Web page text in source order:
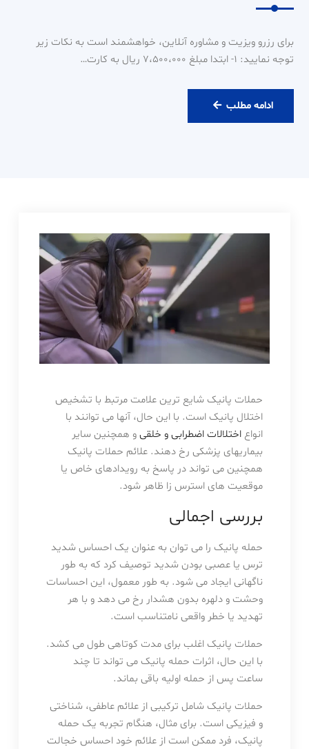
برای رزرو ویزیت و مشاوره آنلاین، خواهشمند است به نکات زیر
توجه نمایید: ۱- ابتدا مبلغ ۷،۵۰۰،۰۰۰ ریال به کارت…
ادامه مطلبرزرو
ویزیت
حملات پانیک شایع ترین علامت مرتبط با تشخیص
اختلال پانیک است. با این حال، آنها می توانند با
انواع اختلالات اضطرابی و خلقیو همچنین سایر
بیماریهای پزشکی رخ دهند. علائم حملات پانیک
همچنین می تواند در پاسخ به رویدادهای خاص یا
موقعیت های استرس زا ظاهر شود.
بررسی اجمالی
حمله پانیک را می توان به عنوان یک احساس شدید
ترس یا عصبی بودن شدید توصیف کرد که به طور
ناگهانی ایجاد می شود. به طور معمول، این احساسات
وحشت و دلهره بدون هشدار رخ می دهد و با هر
تهدید یا خطر واقعی نامتناسب است.
حملات پانیک اغلب برای مدت کوتاهی طول می کشد.
با این حال، اثرات حمله پانیک می تواند تا چند
ساعت پس از حمله اولیه باقی بماند.
حملات پانیک شامل ترکیبی از علائم عاطفی، شناختی
و فیزیکی است. برای مثال، هنگام تجربه یک حمله
پانیک، فرد ممکن است از علائم خود احساس خجالت